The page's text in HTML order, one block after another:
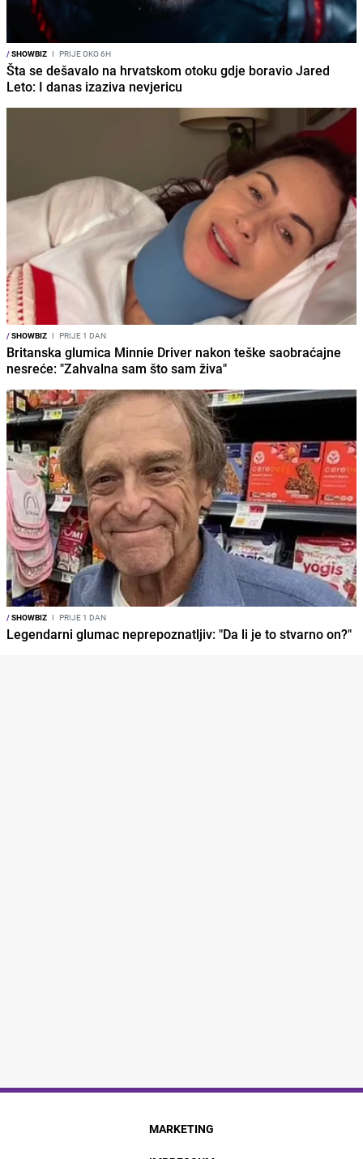
/SHOWBIZ I PRIJE OKO 6H
Šta se dešavalo na hrvatskom otoku gdje boravio Jared
Leto: I danas izaziva nevjericu
/SHOWBIZ I PRIJE 1 DAN
Britanska glumica Minnie Driver nakon teške saobraćajne
nesreće: "Zahvalna sam što sam živa"
/SHOWBIZ I PRIJE 1 DAN
Legendarni glumac neprepoznatljiv: "Da li je to stvarno on?"
MARKETING